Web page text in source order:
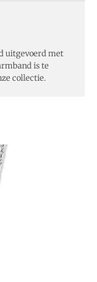
uitgevoerd met
is te
collectie.